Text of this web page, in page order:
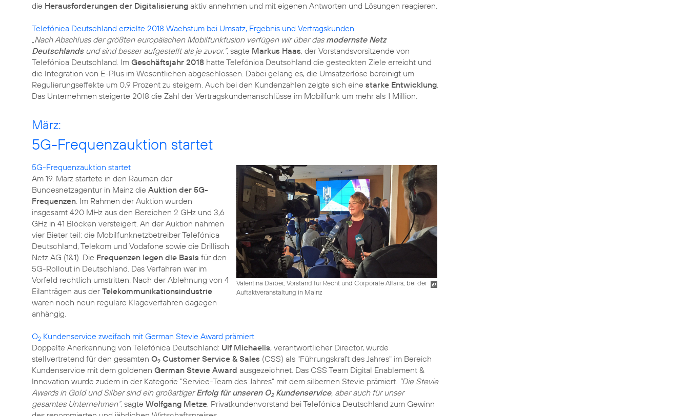
die Herausforderungen der Digitalisierung aktiv annehmen und mit eigenen Antworten und Lösungen reagieren.
Telefónica Deutschland erzielte 2018 Wachstum bei Umsatz, Ergebnis und Vertragskunden
„Nach Abschluss der größten europäischen Mobilfunkfusion verfügen wir über das modernste Netz
Deutschlandsund sind besser aufgestellt als je zuvor.“, sagte Markus Haas, der Vorstandsvorsitzende von
Telefónica Deutschland. Im Geschäftsjahr 2018 hatte Telefónica Deutschland die gesteckten Ziele erreicht und
die Integration von E-Plus im Wesentlichen abgeschlossen. Dabei gelang es, die Umsatzerlöse bereinigt um
Regulierungseffekte um 0,9 Prozent zu steigern. Auch bei den Kundenzahlen zeigte sich eine starke Entwicklung.
Das Unternehmen steigerte 2018 die Zahl der Vertragskundenanschlüsse im Mobilfunk um mehr als 1 Million.
März:
5G-Frequenzauktion startet
Valentina Daiber, Vorstand für Recht und Corporate Affairs, bei der
Auftaktveranstaltung in Mainz
5G-Frequenzauktion startet
Am 19. März startete in den Räumen der
Bundesnetzagentur in Mainz die Auktion der 5G-
Frequenzen. Im Rahmen der Auktion wurden
insgesamt 420 MHz aus den Bereichen 2 GHz und 3,6
GHz in 41 Blöcken versteigert. An der Auktion nahmen
vier Bieter teil: die Mobilfunknetzbetreiber Telefónica
Deutschland, Telekom und Vodafone sowie die Drillisch
Netz AG (1&1). Die Frequenzen legen die Basis für den
5G-Rollout in Deutschland. Das Verfahren war im
Vorfeld rechtlich umstritten. Nach der Ablehnung von 4
Eilanträgen aus derTelekommunikationsindustrie
waren noch neun reguläre Klageverfahren dagegen
anhängig.
O2 Kundenservice zweifach mit German Stevie Award prämiert
Doppelte Anerkennung von Telefónica Deutschland: Ulf Michaelis, verantwortlicher Director, wurde
stellvertretend für den gesamten O2 Customer Service & Sales (CSS) als "Führungskraft des Jahres" im Bereich
Kundenservice mit dem goldenen German Stevie Award ausgezeichnet. Das CSS Team Digital Enablement &
Innovation wurde zudem in der Kategorie "Service-Team des Jahres" mit dem silbernen Stevie prämiert. "Die Stevie
Awards in Gold und Silber sind ein großartigerErfolg für unseren O2Kundenservice, aber auch für unser
gesamtes Unternehmen“, sagte Wolfgang Metze, Privatkundenvorstand bei Telefónica Deutschland zum Gewinn